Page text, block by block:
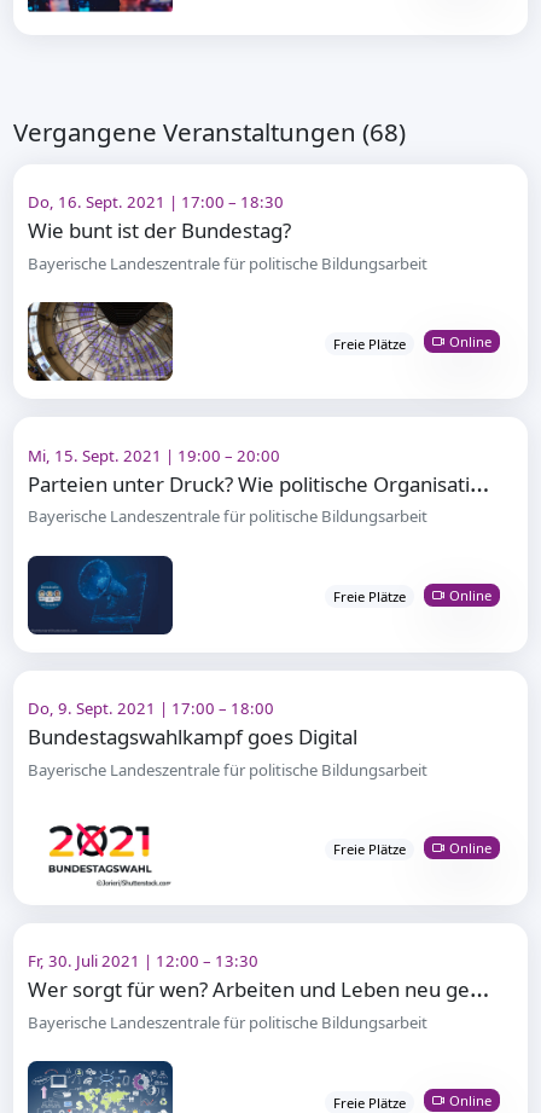
Vergangene Veranstaltungen (68)
Do, 16. Sept. 2021 | 17:00 – 18:30
Wie bunt ist der Bundestag?
Bayerische Landeszentrale für politische Bildungsarbeit
Freie Plätze Online
Mi, 15. Sept. 2021 | 19:00 – 20:00
P
arteien unter Druck? Wie politische Organisationen sich digital neu erfinden
Bayerische Landeszentrale für politische Bildungsarbeit
Freie Plätze Online
Do, 9. Sept. 2021 | 17:00 – 18:00
Bundestagswahlkampf goes Digital
Bayerische Landeszentrale für politische Bildungsarbeit
Freie Plätze Online
Fr, 30. Juli 2021 | 12:00 – 13:30
W
er sorgt für wen? Arbeiten und Leben neu gedacht
Bayerische Landeszentrale für politische Bildungsarbeit
Freie Plätze Online